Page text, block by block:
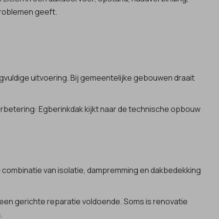
geeft.
uitvoering. Bij gemeentelijke gebouwen draait
Egberinkdak kijkt naar de technische opbouw
van isolatie, dampremming en dakbedekking
gerichte reparatie voldoende. Soms is renovatie